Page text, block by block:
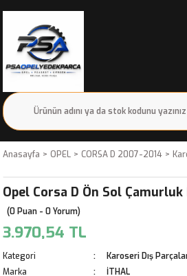
Anasayfa OPEL CORSA D 2007-2014
Opel Corsa D Ön Sol
(0 Puan - 0 Yorum)
3.970,54 TL
Kategori
Karoseri Dış
Marka
İTHAL